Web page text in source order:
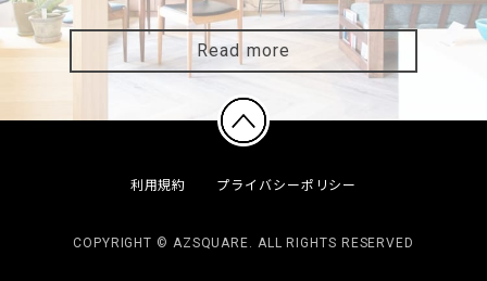
Read more
利用規約 プライバシーポリシー
COPYRIGHT © AZSQUARE. ALL RIGHTS RESERVED